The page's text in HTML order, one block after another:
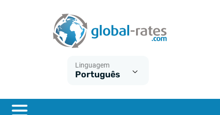
Linguagem
Português
ESTER
O que é a inflação do IPC?
O que é a inflação do IHPC?
Inflação Estados Unidos
Taxas Euribor históricas
Taxas ESTER históricas
Taxas SONIA históricas
Calculadora de inflação